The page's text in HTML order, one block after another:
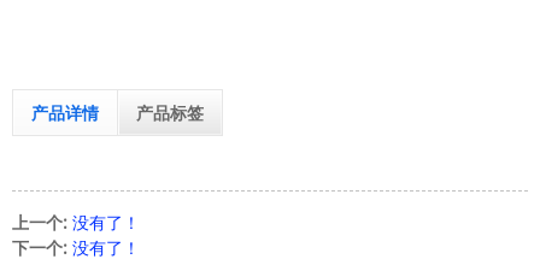
产品详情 产品标签
上一个: 没有了！
下一个: 没有了！